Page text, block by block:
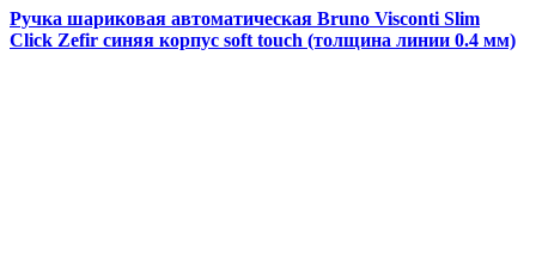
Ручка шариковая автоматическая Bruno Visconti Slim
Click Zefir синяя корпус soft touch (толщина линии 0.4 мм)